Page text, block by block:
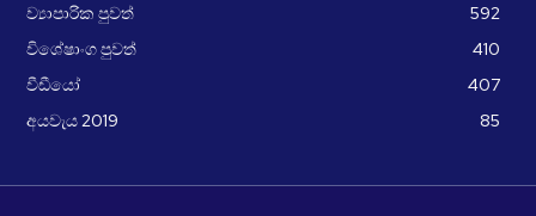
ව්‍යාපාරික පුවත්
592
විශේෂාංග පුවත්
410
වීඩීයෝ
407
අයවැය 2019
85